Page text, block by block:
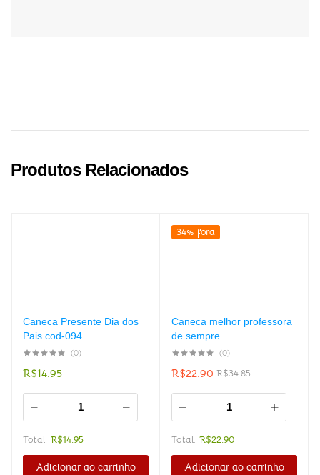
Produtos Relacionados
Caneca Presente Dia dos
Pais cod-094
(0)
R$14.95
Total: R$14.95
Adicionar ao carrinho
34% fora
Caneca melhor professora
de sempre
(0)
R$34.85
R$22.90
Total: R$22.90
Adicionar ao carrinho